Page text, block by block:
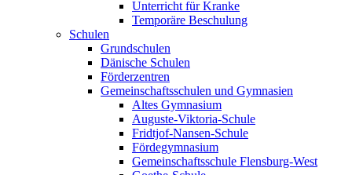
Unterricht für Kranke
Temporäre Beschulung
Schulen
Grundschulen
Dänische Schulen
Förderzentren
Gemeinschaftsschulen und Gymnasien
Altes Gymnasium
Auguste-Viktoria-Schule
Fridtjof-Nansen-Schule
Fördegymnasium
Gemeinschaftsschule Flensburg-West